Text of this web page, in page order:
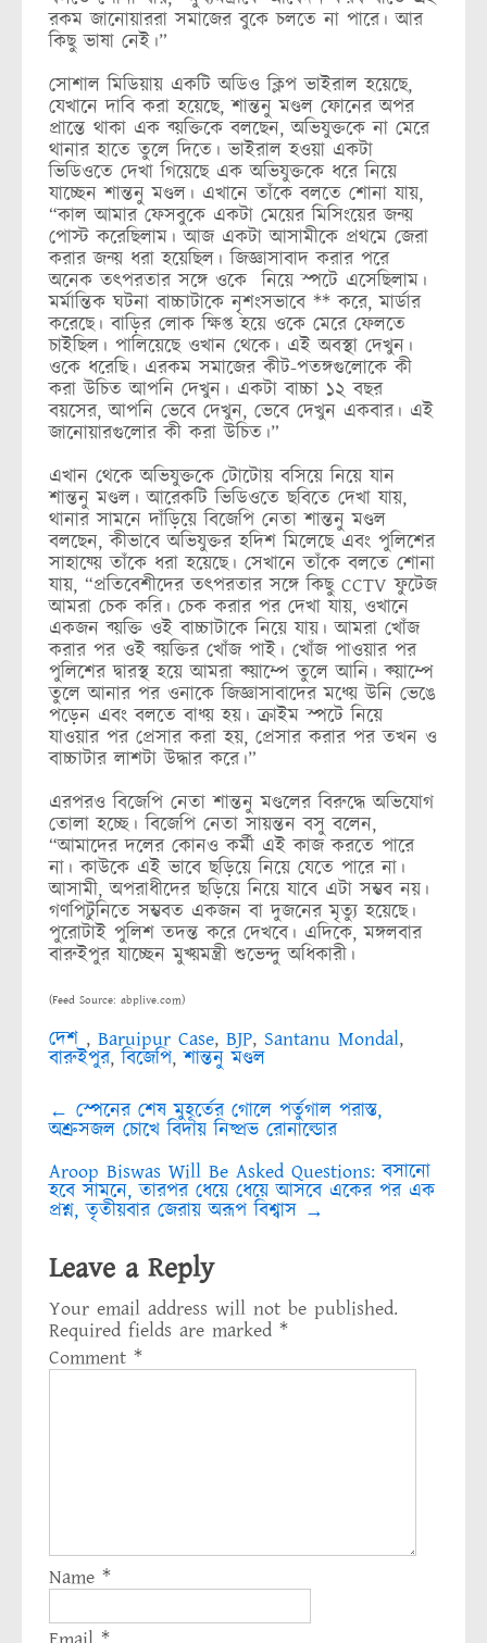
রকম জানোয়াররা সমাজের বুকে চলতে না পারে। আর
কিছু ভাষা নেই।”
সোশাল মিডিয়ায় একটি অডিও ক্লিপ ভাইরাল হয়েছে,
যেখানে দাবি করা হয়েছে, শান্তনু মণ্ডল ফোনের অপর
প্রান্তে থাকা এক ব্য়ক্তিকে বলছেন, অভিযুক্তকে না মেরে
থানার হাতে তুলে দিতে। ভাইরাল হওয়া একটা
ভিডিওতে দেখা গিয়েছে এক অভিযুক্তকে ধরে নিয়ে
যাচ্ছেন শান্তনু মণ্ডল। এখানে তাঁকে বলতে শোনা যায়,
“কাল আমার ফেসবুকে একটা মেয়ের মিসিংয়ের জন্য়
পোস্ট করেছিলাম। আজ একটা আসামীকে প্রথমে জেরা
করার জন্য় ধরা হয়েছিল। জিজ্ঞাসাবাদ করার পরে
অনেক তৎপরতার সঙ্গে ওকে নিয়ে স্পটে এসেছিলাম।
মর্মান্তিক ঘটনা বাচ্চাটাকে নৃশংসভাবে ** করে, মার্ডার
করেছে। বাড়ির লোক ক্ষিপ্ত হয়ে ওকে মেরে ফেলতে
চাইছিল। পালিয়েছে ওখান থেকে। এই অবস্থা দেখুন।
ওকে ধরেছি। এরকম সমাজের কীট-পতঙ্গগুলোকে কী
করা উচিত আপনি দেখুন। একটা বাচ্চা ১২ বছর
বয়সের, আপনি ভেবে দেখুন, ভেবে দেখুন একবার। এই
জানোয়ারগুলোর কী করা উচিত।”
এখান থেকে অভিযুক্তকে টোটোয় বসিয়ে নিয়ে যান
শান্তনু মণ্ডল। আরেকটি ভিডিওতে ছবিতে দেখা যায়,
থানার সামনে দাঁড়িয়ে বিজেপি নেতা শান্তনু মণ্ডল
বলছেন, কীভাবে অভিযুক্তর হদিশ মিলেছে এবং পুলিশের
সাহায্য়ে তাঁকে ধরা হয়েছে। সেখানে তাঁকে বলতে শোনা
যায়, “প্রতিবেশীদের তৎপরতার সঙ্গে কিছু CCTV ফুটেজ
আমরা চেক করি। চেক করার পর দেখা যায়, ওখানে
একজন ব্য়ক্তি ওই বাচ্চাটাকে নিয়ে যায়। আমরা খোঁজ
করার পর ওই ব্য়ক্তির খোঁজ পাই। খোঁজ পাওয়ার পর
পুলিশের দ্বারস্থ হয়ে আমরা ক্য়াম্পে তুলে আনি। ক্য়াম্পে
তুলে আনার পর ওনাকে জিজ্ঞাসাবাদের মধ্য়ে উনি ভেঙে
পড়েন এবং বলতে বাধ্য় হয়। ক্রাইম স্পটে নিয়ে
যাওয়ার পর প্রেসার করা হয়, প্রেসার করার পর তখন ও
বাচ্চাটার লাশটা উদ্ধার করে।”
এরপরও বিজেপি নেতা শান্তনু মণ্ডলের বিরুদ্ধে অভিযোগ
তোলা হচ্ছে। বিজেপি নেতা সায়ন্তন বসু বলেন,
“আমাদের দলের কোনও কর্মী এই কাজ করতে পারে
না। কাউকে এই ভাবে ছড়িয়ে নিয়ে যেতে পারে না।
আসামী, অপরাধীদের ছড়িয়ে নিয়ে যাবে এটা সম্ভব নয়।
গণপিটুনিতে সম্ভবত একজন বা দুজনের মৃত্যু হয়েছে।
পুরোটাই পুলিশ তদন্ত করে দেখবে। এদিকে, মঙ্গলবার
বারুইপুর যাচ্ছেন মুখ্য়মন্ত্রী শুভেন্দু অধিকারী।
(Feed Source: abplive.com)
দেশ , Baruipur Case, BJP, Santanu Mondal,
বারুইপুর,বিজেপি,শান্তনু মণ্ডল
Post
navigation
← স্পেনের শেষ মুহূর্তের গোলে পর্তুগাল পরাস্ত,
অশ্রুসজল চোখে বিদায় নিষ্প্রভ রোনাল্ডোর
Aroop Biswas Will Be Asked Questions: বসানো
হবে সামনে, তারপর ধেয়ে ধেয়ে আসবে একের পর এক
প্রশ্ন, তৃতীয়বার জেরায় অরূপ বিশ্বাস →
Leave a Reply
Your email address will not be published.
Required fields are marked *
Comment *
Name *